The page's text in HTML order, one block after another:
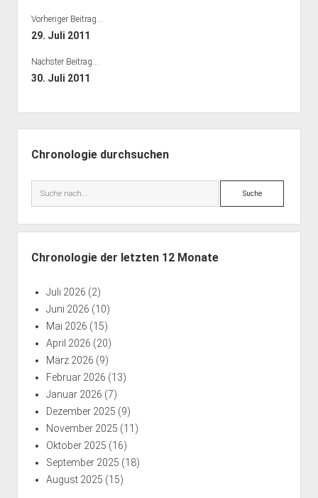
Vorheriger Beitrag...
29. Juli 2011
Nächster Beitrag...
30. Juli 2011
Chronologie durchsuchen
Suche
Chronologie der letzten 12 Monate
Juli 2026 (2)
Juni 2026 (10)
Mai 2026 (15)
April 2026 (20)
März 2026 (9)
Februar 2026 (13)
Januar 2026 (7)
Dezember 2025 (9)
November 2025 (11)
Oktober 2025 (16)
September 2025 (18)
August 2025 (15)